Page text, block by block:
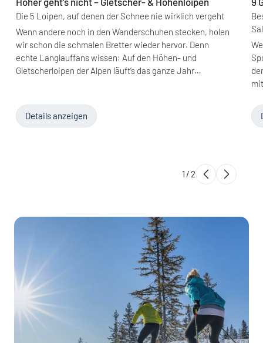
Die 5 Loipen, auf denen der Schnee nie wirklich vergeht
Wenn andere noch in den Wanderschuhen stecken, holen
wir schon die schmalen Bretter wieder hervor. Denn
echte Langlauffans wissen: Auf den Höhen- und
Gletscherloipen der Alpen läuft’s das ganze Jahr…
Details anzeigen
1 / 2